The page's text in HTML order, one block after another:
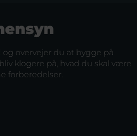
og overvejer du at bygge på
klogere på, hvad du skal være
forberedelser.